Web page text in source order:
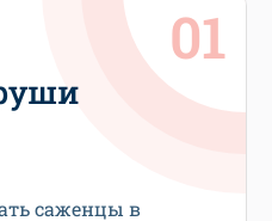
саженцы в